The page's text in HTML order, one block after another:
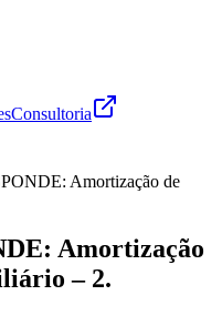
Consultoria
Amortização de
Amortização
– 2.